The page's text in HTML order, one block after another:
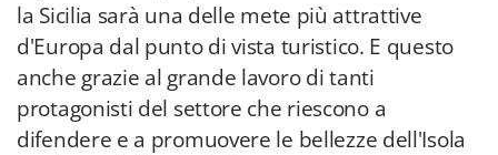
la Sicilia sarà una delle mete più attrattive
d'Europa dal punto di vista turistico. E questo
anche grazie al grande lavoro di tanti
protagonisti del settore che riescono a
difendere e a promuovere le bellezze dell'Isola